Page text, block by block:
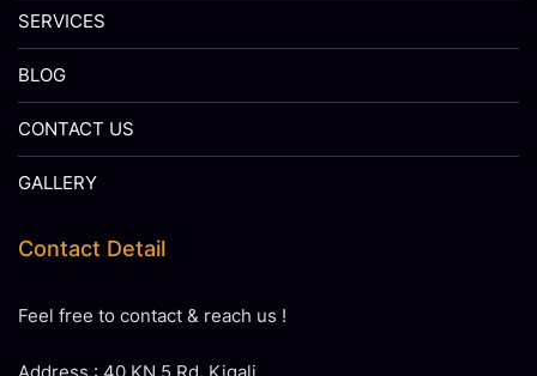
SERVICES
BLOG
CONTACT US
GALLERY
Contact Detail
Feel free to contact & reach us !